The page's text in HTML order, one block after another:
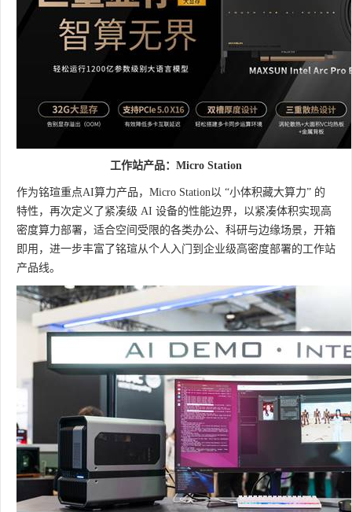
工作站产品：Micro Station
作为铭瑄重点AI算力产品，Micro Station以 “小体积藏大算力” 的
特性，再次定义了紧凑级 AI 设备的性能边界，以紧凑体积实现高
密度算力部署，适合空间受限的各类办公、科研与边缘场景，开箱
即用，进一步丰富了铭瑄从个人入门到企业级高密度部署的工作站
产品线。